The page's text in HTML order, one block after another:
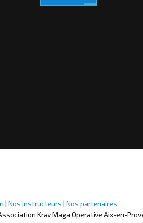
| Nos instructeurs | Nos partenaires
Krav Maga Operative Aix-en-